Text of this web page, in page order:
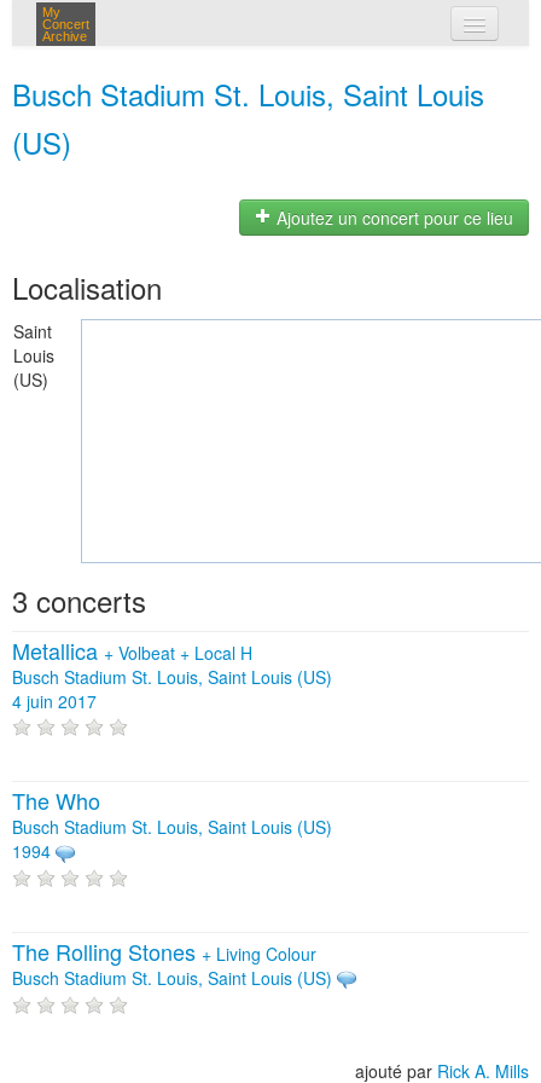
My
Concert
Archive
Busch Stadium St. Louis, Saint Louis
(US)
Ajoutez un concert pour ce lieu
Localisation
Saint
Louis
(US)
3 concerts
Metallica + Volbeat + Local H
Busch Stadium St. Louis, Saint Louis (US)
4 juin 2017
The Who
Busch Stadium St. Louis, Saint Louis (US)
1994
The Rolling Stones + Living Colour
Busch Stadium St. Louis, Saint Louis (US)
ajouté par Rick A. Mills